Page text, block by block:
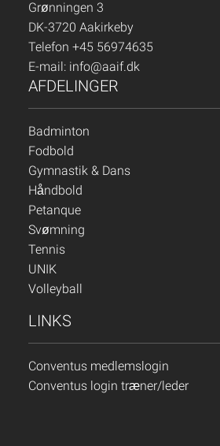
Grønningen 3
DK-3720 Aakirkeby
Telefon +45 56974635
E-mail: info@aaif.dk
AFDELINGER
Badminton
Fodbold
Gymnastik & Dans
Håndbold
Petanque
Svømning
Tennis
UNIK
Volleyball
LINKS
Conventus medlemslogin
Conventus login træner/leder